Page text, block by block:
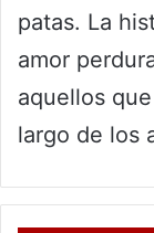
patas. La
amor
aquellos
largo de los